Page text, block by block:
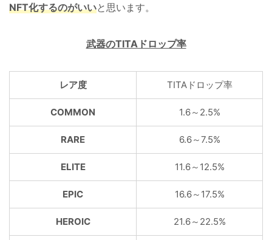
NFT化するのがいいと思います。
武器のTITAドロップ率
レア度 TITAドロップ率
COMMON 1.6～2.5%
RARE 6.6～7.5%
ELITE 11.6～12.5%
EPIC 16.6～17.5%
HEROIC 21.6～22.5%